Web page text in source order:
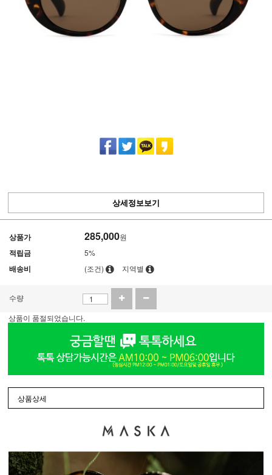
상세정보보기
상품가 285,000원
적립금 5%
배송비 (조건) 지역별
수량
상품이 품절되었습니다.
상품상세